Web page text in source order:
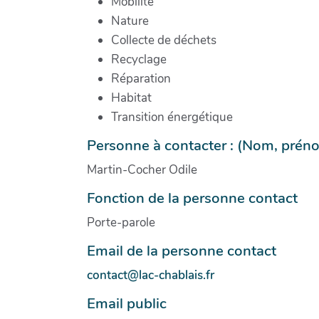
Nature
Collecte de déchets
Recyclage
Réparation
Habitat
Transition énergétique
Personne à contacter : (Nom,
Martin-Cocher Odile
Fonction de la personne contact
Porte-parole
Email de la personne contact
contact@lac-chablais.fr
Email public